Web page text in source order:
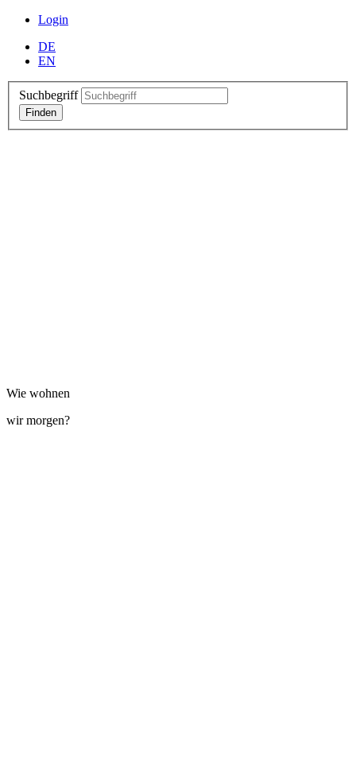
Login
DE
EN
Suchbegriff
Wie wohnen
wir morgen?